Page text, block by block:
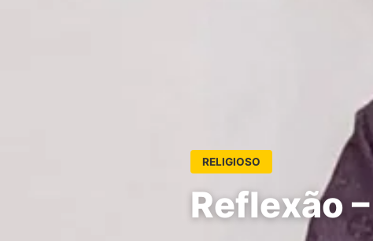
RELIGIOSO
Reflexão